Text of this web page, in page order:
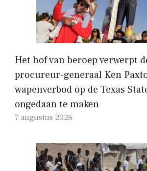
Het hof van beroep verwerpt
procureur-generaal Ken
wapenverbod op de Texas
ongedaan te maken
7 augustus 2026